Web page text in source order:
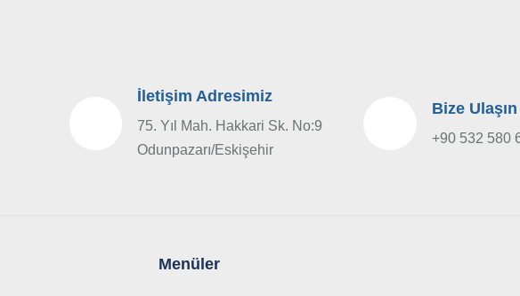
İletişim Adresimiz
75. Yıl Mah. Hakkari Sk. No:9
Odunpazarı/Eskişehir
Bize Ulaşın
+90 532 580
Menüler